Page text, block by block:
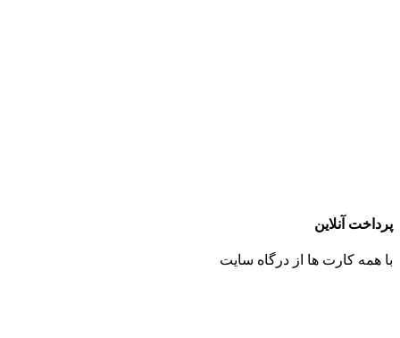
پرداخت آنلاین
با همه کارت ها از درگاه سایت